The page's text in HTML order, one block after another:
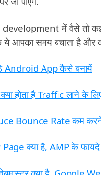
में वैसे तो कई
ये आपका समय बचाता है और
Android App कैसे बनायें
होता है Traffic लाने के
Bounce Rate कम
क्या है, AMP के फायदे